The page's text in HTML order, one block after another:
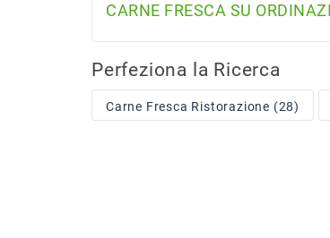
CARNE FRESCA SU
Perfeziona la Ricerca
Carne Fresca Ristorazione (28)